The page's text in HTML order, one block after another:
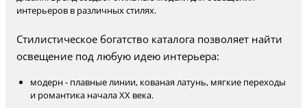
интерьеров в различных стилях.
Стилистическое богатство каталога позволяет найти
освещение под любую идею интерьера:
модерн - плавные линии, кованая латунь, мягкие переходы
и романтика начала XX века.